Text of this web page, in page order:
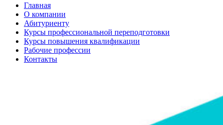
Главная
О компании
Абитуриенту
Курсы профессиональной переподготовки
Курсы повышения квалификации
Рабочие профессии
Контакты